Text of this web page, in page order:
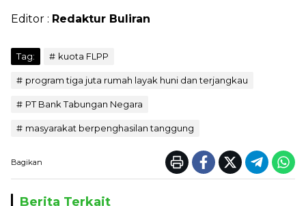
Editor : Redaktur Buliran
Tag: kuota FLPP
program tiga juta rumah layak huni dan terjangkau
PT Bank Tabungan Negara
masyarakat berpenghasilan tanggung
Bagikan
Berita Terkait